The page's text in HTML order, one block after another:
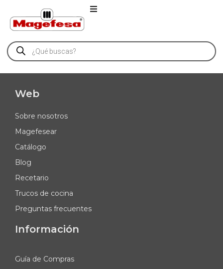
Web
Sobre nosotros
Magefesear
Catálogo
Blog
Recetario
Trucos de cocina
Preguntas frecuentes
Información
Guía de Compras